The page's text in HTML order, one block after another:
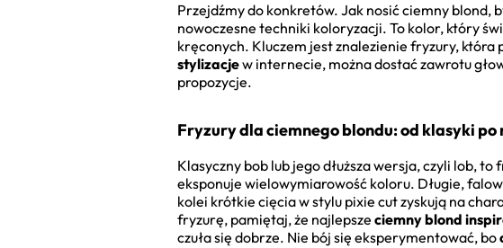
Przejdźmy do konkretów. Jak nosić ciemny blond,
nowoczesne techniki koloryzacji. To kolor, który
kręconych. Kluczem jest znalezienie fryzury, która
stylizacjew internecie, można dostać zawrotu
propozycje.
Fryzury dla ciemnego blondu: od klasyki po
Klasyczny bob lub jego dłuższa wersja, czyli lob,
eksponuje wielowymiarowość koloru. Długie,
kolei krótkie cięcia w stylu pixie cut zyskują na
fryzurę, pamiętaj, że najlepsze ciemny blond
czuła się dobrze. Nie bój się eksperymentować, bo